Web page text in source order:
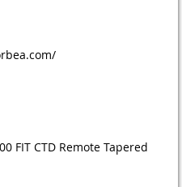
FIT CTD Remote Tapered